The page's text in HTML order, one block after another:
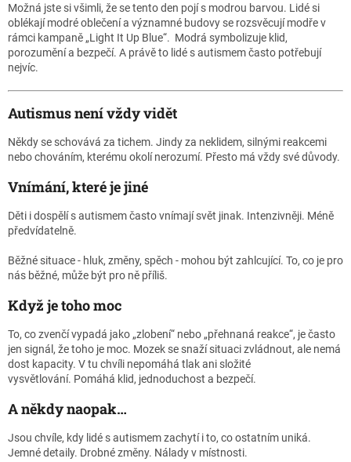
Možná jste si všimli, že se tento den pojí s modrou barvou. Lidé si
oblékají modré oblečení a významné budovy se rozsvěcují modře v
rámci kampaně „Light It Up Blue“. Modrá symbolizuje klid,
porozumění a bezpečí. A právě to lidé s autismem často potřebují
nejvíc.
Autismus není vždy vidět
Někdy se schovává za tichem. Jindy za neklidem, silnými reakcemi
nebo chováním, kterému okolí nerozumí. Přesto má vždy své důvody.
Vnímání, které je jiné
Děti i dospělí s autismem často vnímají svět jinak. Intenzivněji. Méně
předvídatelně.
Běžné situace - hluk, změny, spěch - mohou být zahlcující. To, co je pro
nás běžné, může být pro ně příliš.
Když je toho moc
To, co zvenčí vypadá jako „zlobení“ nebo „přehnaná reakce“, je často
jen signál, že toho je moc. Mozek se snaží situaci zvládnout, ale nemá
dost kapacity. V tu chvíli nepomáhá tlak ani složité
vysvětlování. Pomáhá klid, jednoduchost a bezpečí.
A někdy naopak…
Jsou chvíle, kdy lidé s autismem zachytí i to, co ostatním uniká.
Jemné detaily. Drobné změny. Nálady v místnosti.